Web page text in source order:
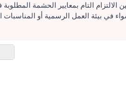
الالتزام التام بمعايير الحشمة
بيئة العمل الرسمية أو المناسبات